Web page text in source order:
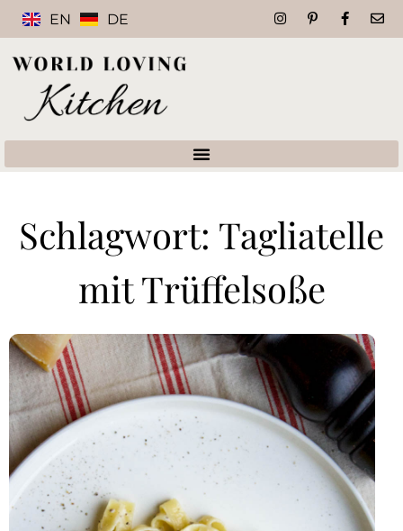
EN DE
Schlagwort: Tagliatelle
mit Trüffelsoße